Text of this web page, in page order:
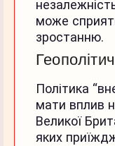
може
зростанню.
Політика
мати вплив
Великої
яких